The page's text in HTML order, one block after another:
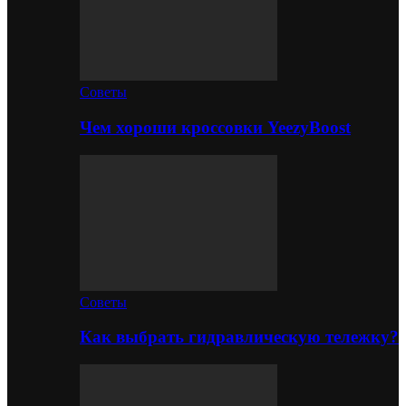
Советы
Чем хороши кроссовки YeezyBoost
Советы
Как выбрать гидравлическую тележку?